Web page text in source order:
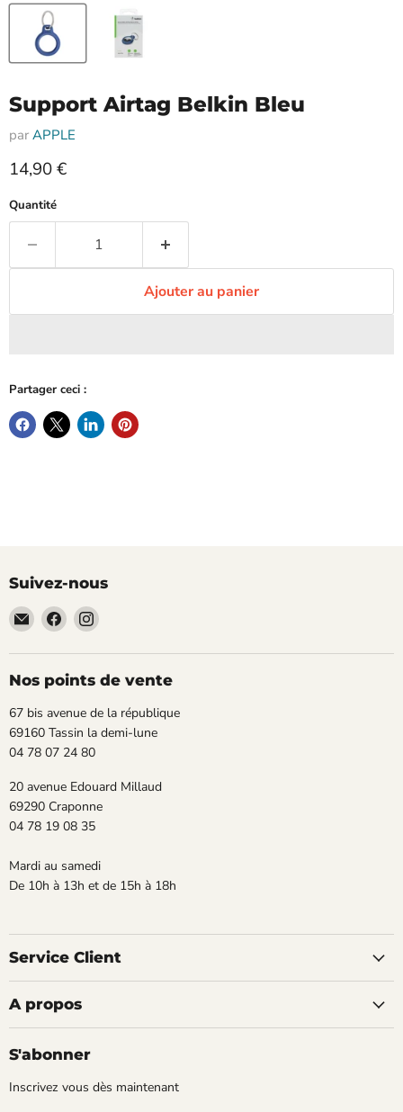
Support Airtag Belkin Bleu
par APPLE
Prix actuel
14,90 €
Quantité
Ajouter au panier
Partager ceci :
Suivez-nous
Email
TECLAB
Trouvez-
nous
sur
Facebook
Trouvez-
sur
Instagram
Nos points de vente
67 bis avenue de la république
69160 Tassin la demi-lune
04 78 07 24 80
20 avenue Edouard Millaud
69290 Craponne
04 78 19 08 35
Mardi au samedi
De 10h à 13h et de 15h à 18h
Service Client
A propos
S'abonner
Inscrivez vous dès maintenant